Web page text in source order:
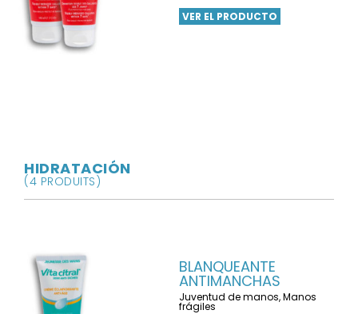
VER EL PRODUCTO
HIDRATACIÓN
(4 PRODUITS)
BLANQUEANTE
ANTIMANCHAS
Juventud de manos, Manos
frágiles